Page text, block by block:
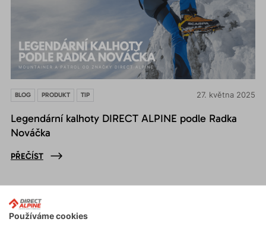
27. května 2025
BLOG PRODUKT TIP
Legendární kalhoty DIRECT ALPINE podle Radka
Nováčka
PŘEČÍST
Používáme cookies